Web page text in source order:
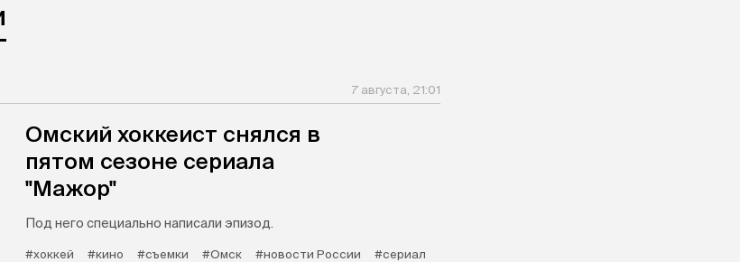
7 августа, 21:01
Омский хоккеист снялся в
пятом сезоне сериала
"Мажор"
Под него специально написали эпизод.
#хоккей #кино #съемки #Омск #новости России
#сериал